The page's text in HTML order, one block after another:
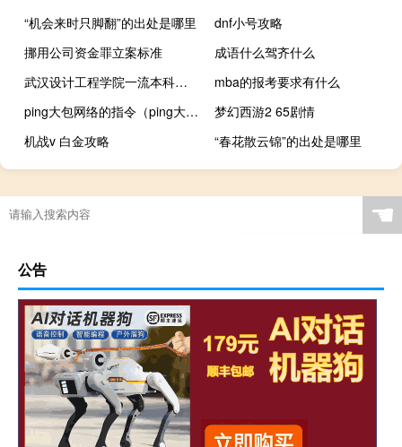
“机会来时只脚翻”的出处是哪里
dnf小号攻略
挪用公司资金罪立案标准
成语什么驾齐什么
武汉设计工程学院一流本科专业建设名单
mba的报考要求有什么
ping大包网络的指令（ping大包）
梦幻西游2 65剧情
机战v 白金攻略
“春花散云锦”的出处是哪里
☚
公告